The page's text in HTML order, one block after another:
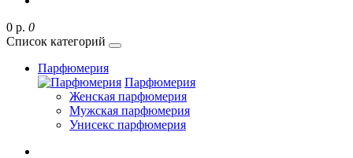
0 р. 0
Список категорий
Парфюмерия
Парфюмерия
Женская парфюмерия
Мужская парфюмерия
Унисекс парфюмерия